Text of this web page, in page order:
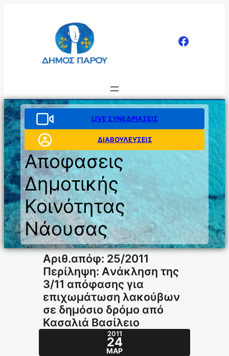
LIVE ΣΥΝΕΔΡΙΑΣΕΙΣ
ΔΙΑΒΟΥΛΕΥΣΕΙΣ
Αποφασεις
Δημοτικής
Κοινότητας
Νάουσας
Αριθ.απόφ: 25/2011
Περίληψη: Aνάκληση της
3/11 απόφασης για
επιχωμάτωση λακούβων
σε δημόσιο δρόμο από
Κασαλιά Βασίλειο
2011
24
ΜΑΡ